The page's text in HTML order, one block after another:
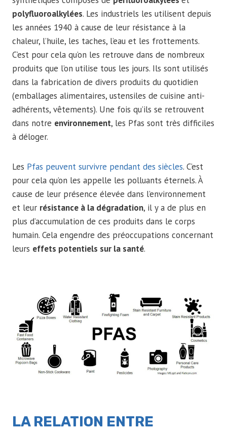
polyfluoroalkylées. Les industriels les utilisent depuis
les années 1940 à cause de leur résistance à la
chaleur, l’huile, les taches, l’eau et les frottements.
C’est pour cela qu’on les retrouve dans de nombreux
produits que l’on utilise tous les jours. Ils sont utilisés
dans la fabrication de divers produits du quotidien
(emballages alimentaires, ustensiles de cuisine anti-
adhérents, vêtements). Une fois qu’ils se retrouvent
dans notre environnement, les Pfas sont très difficiles
à déloger.
Les Pfas peuvent survivre pendant des siècles. C’est
pour cela qu’on les appelle les polluants éternels. À
cause de leur présence élevée dans l’environnement
et leur résistance à la dégradation, il y a de plus en
plus d’accumulation de ces produits dans le corps
humain. Cela engendre des préoccupations concernant
leurs effets potentiels sur la santé.
LA RELATION ENTRE